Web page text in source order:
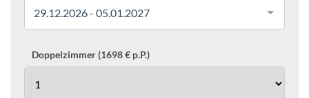
29.12.2026 - 05.01.2027
Doppelzimmer (1698 € p.P.)